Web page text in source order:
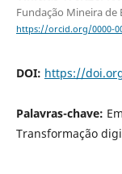
Fundação Mineira de
https://orcid.org/0000-
DOI: https://
Palavras-chave:
Transformação